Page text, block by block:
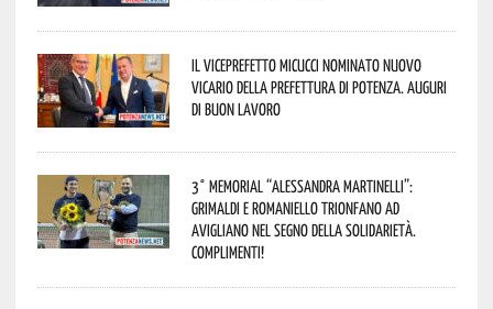
Il Viceprefetto Micucci nominato nuovo
Vicario della Prefettura di Potenza. Auguri
di buon lavoro
3° Memorial “Alessandra Martinelli”:
Grimaldi e Romaniello trionfano ad
Avigliano nel segno della solidarietà.
Complimenti!